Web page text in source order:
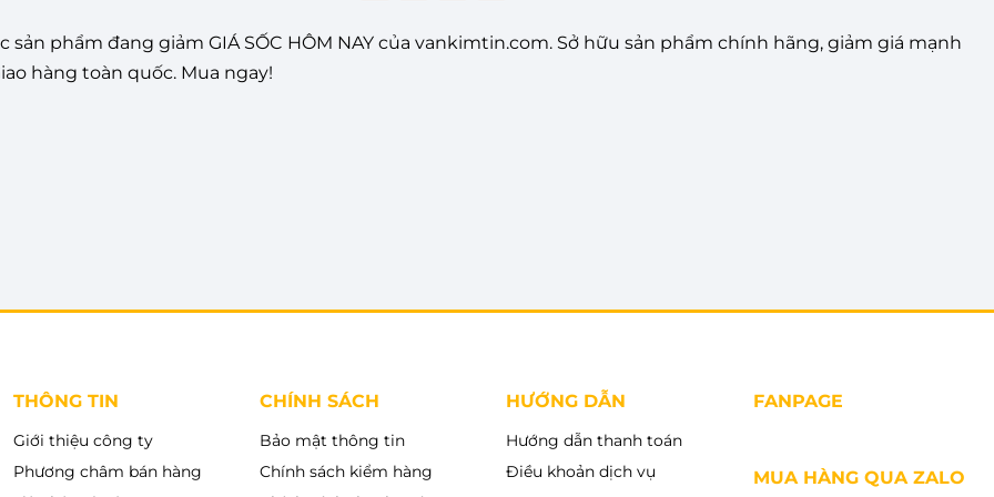
sản phẩm đang giảm GIÁ SỐC HÔM NAY của vankimtin.com. Sở hữu sản phẩm chính hãng, giảm giá mạnh
hàng toàn quốc. Mua ngay!
THÔNG TIN
Giới thiệu công ty
Phương châm bán hàng
CHÍNH SÁCH
Bảo mật thông tin
Chính sách kiểm hàng
HƯỚNG DẪN
Hướng dẫn thanh toán
Điều khoản dịch vụ
FANPAGE
MUA HÀNG QUA ZALO